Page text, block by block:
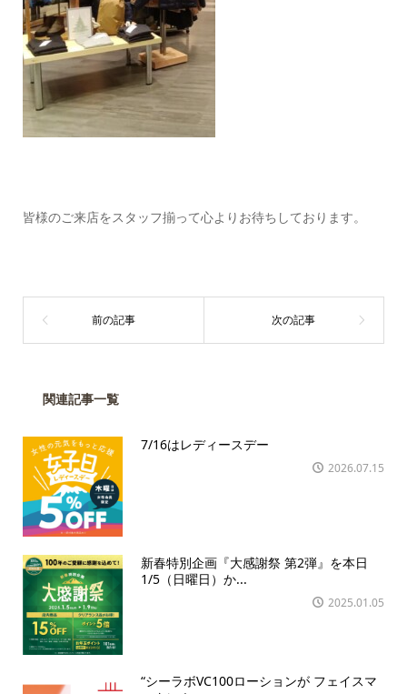
皆様のご来店をスタッフ揃って心よりお待ちしております。
関連記事一覧
7/16はレディースデー
2026.07.15
新春特別企画『大感謝祭 第2弾』を本日
1/5（日曜日）か...
2025.01.05
“シーラボVC100ローションが フェイスマ